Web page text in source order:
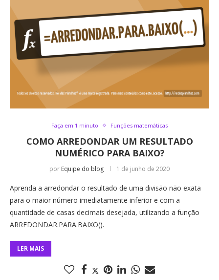
Faça em 1 minuto Funções matemáticas
COMO ARREDONDAR UM RESULTADO
NUMÉRICO PARA BAIXO?
por Equipe do blog 1 de junho de 2020
Aprenda a arredondar o resultado de uma divisão não exata
para o maior número imediatamente inferior e com a
quantidade de casas decimais desejada, utilizando a função
ARREDONDAR.PARA.BAIXO().
LER MAIS